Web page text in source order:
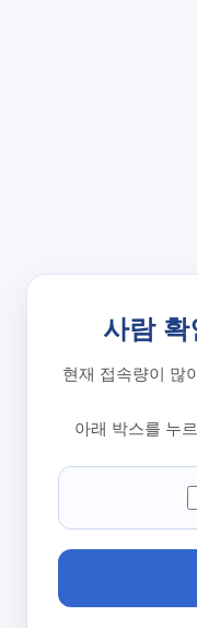
사람 확
현재 접속량이 많
아래 박스를 누